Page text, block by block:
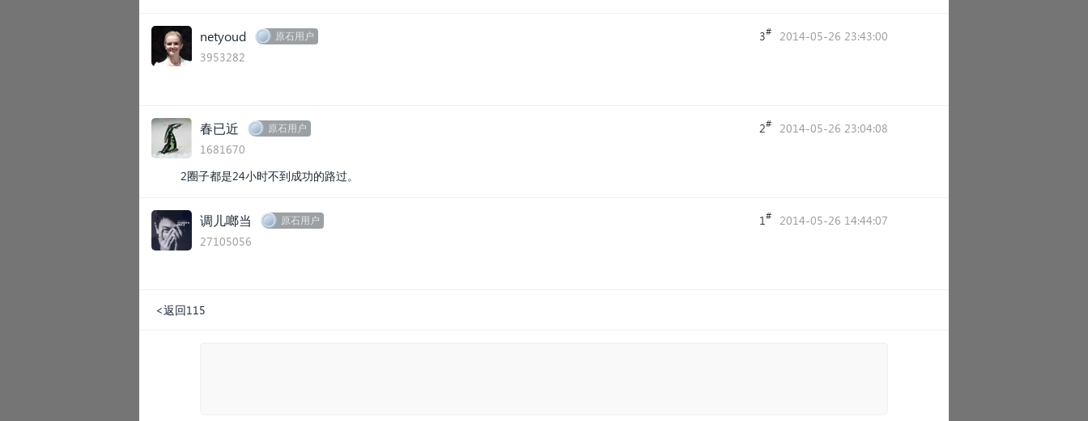
netyoud 原石用户
3953282
3# 2014-05-26 23:43:00
春已近 原石用户
1681670
2# 2014-05-26 23:04:08
2圈子都是24小时不到成功的路过。
调儿啷当 原石用户
27105056
1# 2014-05-26 14:44:07
<返回115